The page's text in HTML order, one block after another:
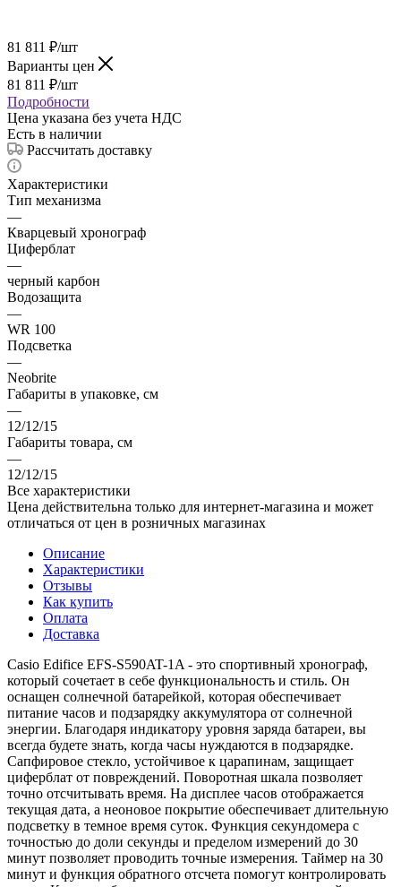
81 811 ₽/шт
Варианты цен
81 811 ₽/шт
Подробности
Цена указана без учета НДС
Есть в наличии
Рассчитать доставку
Характеристики
Тип механизма
—
Кварцевый хронограф
Циферблат
—
черный карбон
Водозащита
—
WR 100
Подсветка
—
Neobrite
Габариты в упаковке, см
—
12/12/15
Габариты товара, см
—
12/12/15
Все характеристики
Цена действительна только для интернет-магазина и может
отличаться от цен в розничных магазинах
Описание
Характеристики
Отзывы
Как купить
Оплата
Доставка
Casio Edifice EFS-S590AT-1A - это спортивный хронограф,
который сочетает в себе функциональность и стиль. Он
оснащен солнечной батарейкой, которая обеспечивает
питание часов и подзарядку аккумулятора от солнечной
энергии. Благодаря индикатору уровня заряда батареи, вы
всегда будете знать, когда часы нуждаются в подзарядке.
Сапфировое стекло, устойчивое к царапинам, защищает
циферблат от повреждений. Поворотная шкала позволяет
точно отсчитывать время. На дисплее часов отображается
текущая дата, а неоновое покрытие обеспечивает длительную
подсветку в темное время суток. Функция секундомера с
точностью до доли секунды и пределом измерений до 30
минут позволяет проводить точные измерения. Таймер на 30
минут и функция обратного отсчета помогут контролировать